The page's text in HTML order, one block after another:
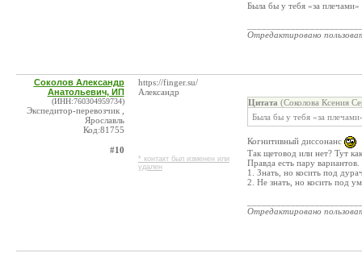
Была бы у тебя «за
Отредактировано
Соколов Александр
Анатольевич, ИП
(ИНН:760304959734)
Экспедитор-перевозчик ,
Ярославль
Код:81755
#10
https://finger.su/
Александр
* контакт был изменен или
удален
Цитата (Соколова Ксения
Была бы у тебя «за
Когнитивный диссонанс
Так щетовод или нет? Тут
Правда есть пару вариантов.
1. Знать, но косить под
2. Не знать, но косить под
Отредактировано